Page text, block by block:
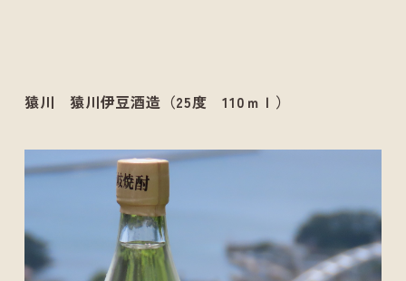
猿川 猿川伊豆酒造（25度 110ｍｌ）